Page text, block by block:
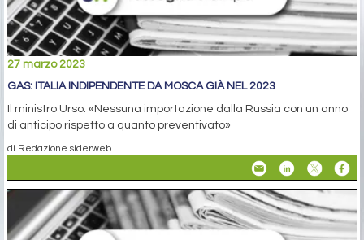
27 marzo 2023
GAS: ITALIA INDIPENDENTE DA MOSCA GIÀ NEL 2023
Il ministro Urso: «Nessuna importazione dalla Russia con un anno
di anticipo rispetto a quanto preventivato»
di Redazione siderweb